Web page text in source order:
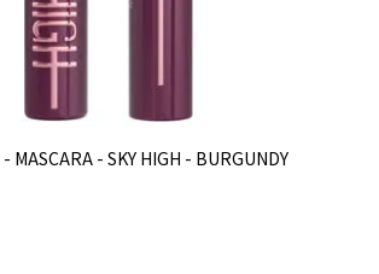
MASCARA - SKY HIGH - BURGUNDY